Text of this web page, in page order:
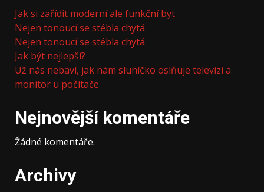
Jak si zařídit moderní ale funkční byt
Nejen tonoucí se stébla chytá
Nejen tonoucí se stébla chytá
Jak být nejlepší?
Už nás nebaví, jak nám sluníčko oslňuje televizi a
monitor u počítače
Nejnovější komentáře
Žádné komentáře.
Archivy